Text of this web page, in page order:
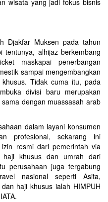
wisata yang jadi fokus bisnis
Djakfar Muksen pada tahun
alhijaz berkembang
maskapai penerbangan
sampai mengembangkan
Tidak cuma itu, pada
divisi baru merupakan
dengan muassasah arab
dalam layani konsumen
profesional, sekarang ini
resmi dari pemerintah via
haji khusus dan umrah dari
perusahaan juga tergabung
nasional seperti Asita,
haji khusus ialah HIMPUH